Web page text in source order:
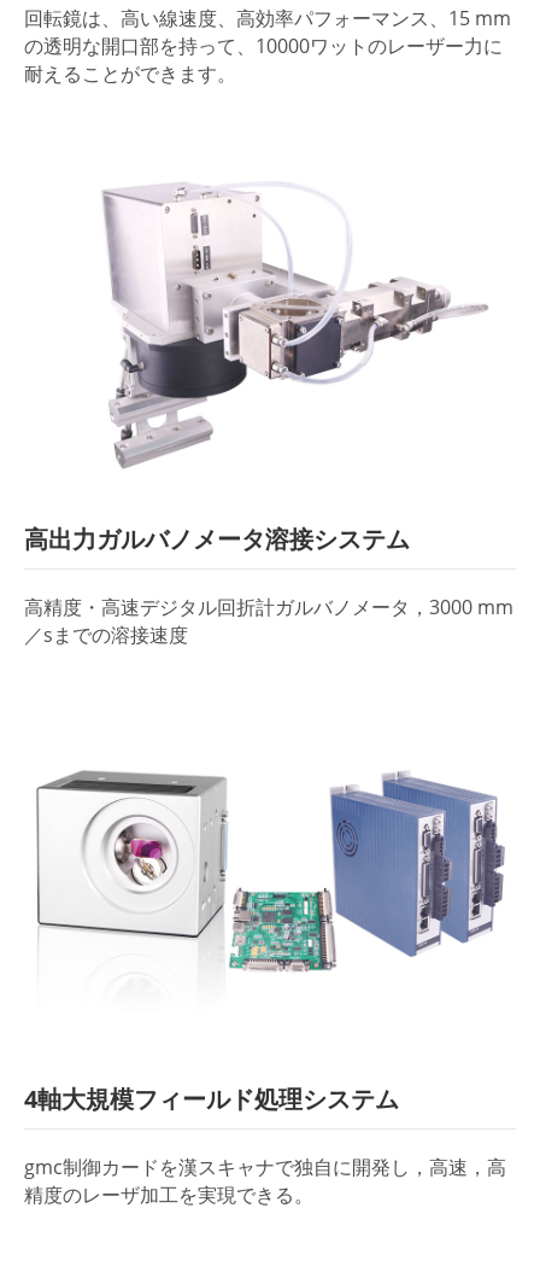
回転鏡は、高い線速度、高効率パフォーマンス、15 mm
の透明な開口部を持って、10000ワットのレーザー力に
耐えることができます。
高出力ガルバノメータ溶接システム
高精度・高速デジタル回折計ガルバノメータ，3000 mm
／sまでの溶接速度
4軸大規模フィールド処理システム
gmc制御カードを漢スキャナで独自に開発し，高速，高
精度のレーザ加工を実現できる。